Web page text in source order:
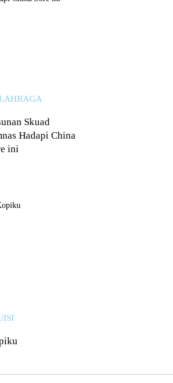
Skuad
Hadapi China
ini